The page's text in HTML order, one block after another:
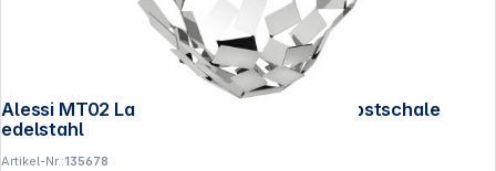
Alessi MT02 La Stanza dello Scirocco Obstschale
edelstahl
Artikel-Nr.:135678